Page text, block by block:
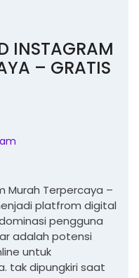
INSTAGRAM
– GRATIS
Murah Terpercaya –
platfrom digital
pengguna
adalah potensi
untuk
tak dipungkiri saat